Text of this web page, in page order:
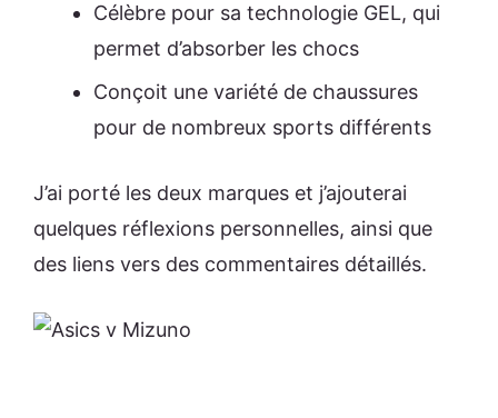
Célèbre pour sa technologie GEL, qui
permet d’absorber les chocs
Conçoit une variété de chaussures
pour de nombreux sports différents
J’ai porté les deux marques et j’ajouterai
quelques réflexions personnelles, ainsi que
des liens vers des commentaires détaillés.